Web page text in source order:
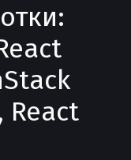
Вход
React